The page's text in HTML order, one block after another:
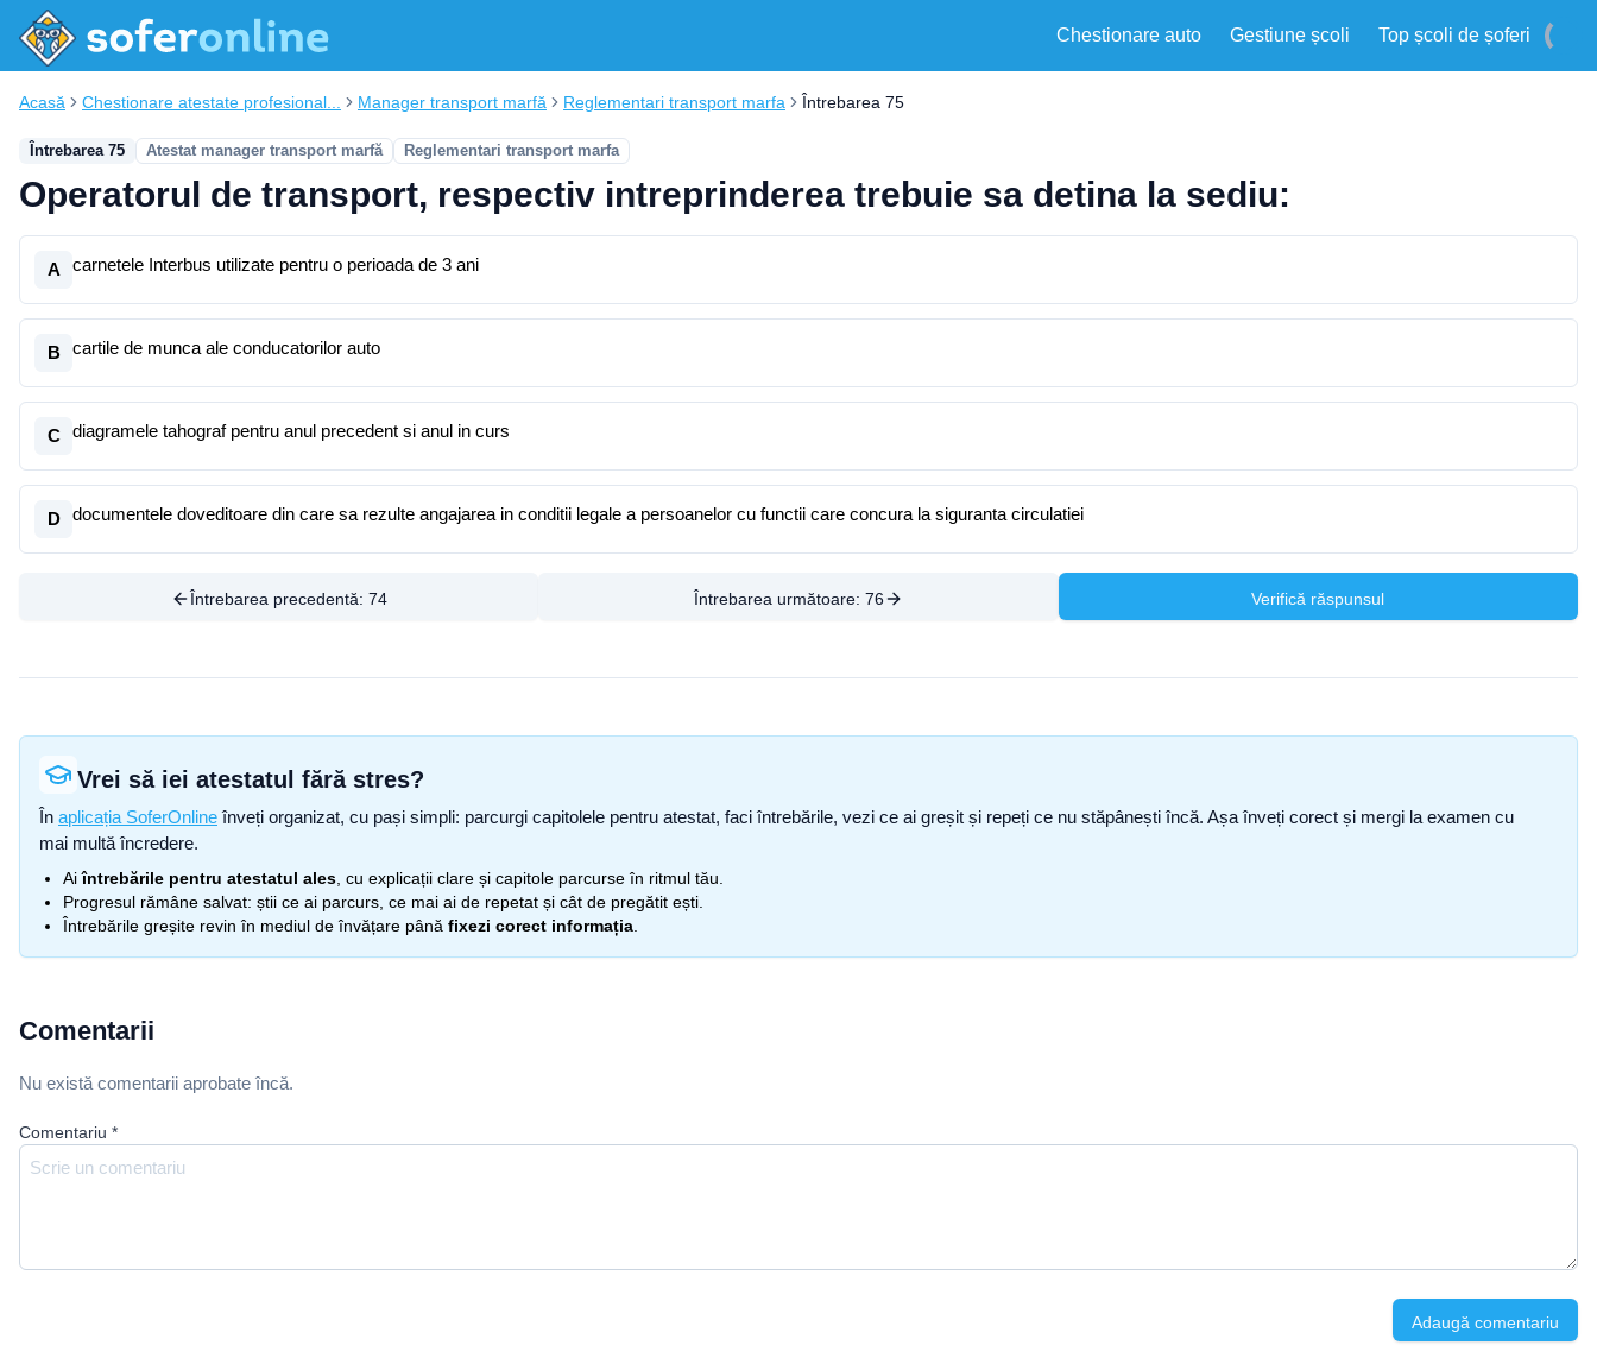
Chestionare auto Gestiune școli Top școli de șoferi
Acasă Chestionare atestate profesional... Manager transport marfă Reglementari transport marfa Întrebarea 75
Întrebarea 75 Atestat manager transport marfă Reglementari transport marfa
Operatorul de transport, respectiv intreprinderea trebuie sa detina la sediu:
A carnetele Interbus utilizate pentru o perioada de 3 ani
B cartile de munca ale conducatorilor auto
C diagramele tahograf pentru anul precedent si anul in curs
D documentele doveditoare din care sa rezulte angajarea in conditii legale a persoanelor cu functii care concura la siguranta circulatiei
Întrebarea precedentă: 74 Întrebarea următoare: 76 Verifică răspunsul
Vrei să iei atestatul fără stres?
În aplicația SoferOnline înveți organizat, cu pași simpli: parcurgi capitolele pentru atestat, faci întrebările, vezi ce ai greșit și repeți ce nu stăpânești încă. Așa înveți corect și mergi la examen cu
mai multă încredere.
Aiîntrebările pentru atestatul ales , cu explicații clare și capitole parcurse în ritmul tău.
Progresul rămâne salvat: știi ce ai parcurs, ce mai ai de repetat și cât de pregătit ești.
Întrebările greșite revin în mediul de învățare până fixezi corect informația
Comentarii
Nu există comentarii aprobate încă.
Comentariu *
Adaugă comentariu